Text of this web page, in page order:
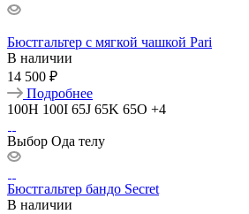
Бюстгальтер с мягкой чашкой Pari
В наличии
14 500 ₽
Подробнее
100H 100I 65J 65K 65O +4
Выбор Ода телу
Бюстгальтер бандо Secret
В наличии